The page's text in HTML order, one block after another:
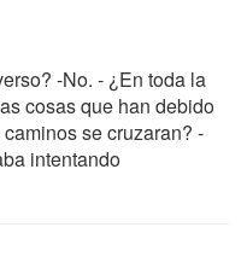
-No. - ¿En toda la
cosas que han debido
se cruzaran? -
intentando